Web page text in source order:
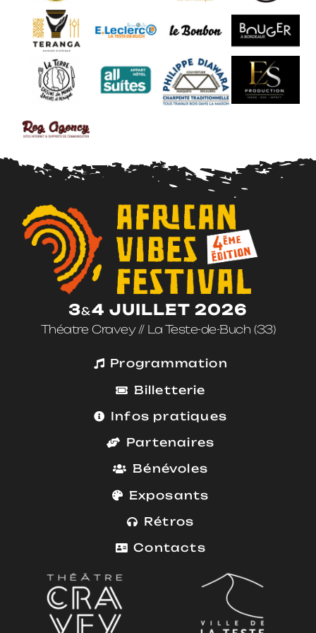
3&4 JUILLET 2026
Théatre Cravey // La Teste-de-Buch (33)
Programmation
Billetterie
Infos pratiques
Partenaires
Bénévoles
Exposants
Rétros
Contacts